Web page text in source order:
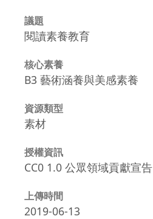
議題
閱讀素養教育
核心素養
B3 藝術涵養與美感素養
資源類型
素材
授權資訊
CC0 1.0 公眾領域貢獻宣告
上傳時間
2019-06-13